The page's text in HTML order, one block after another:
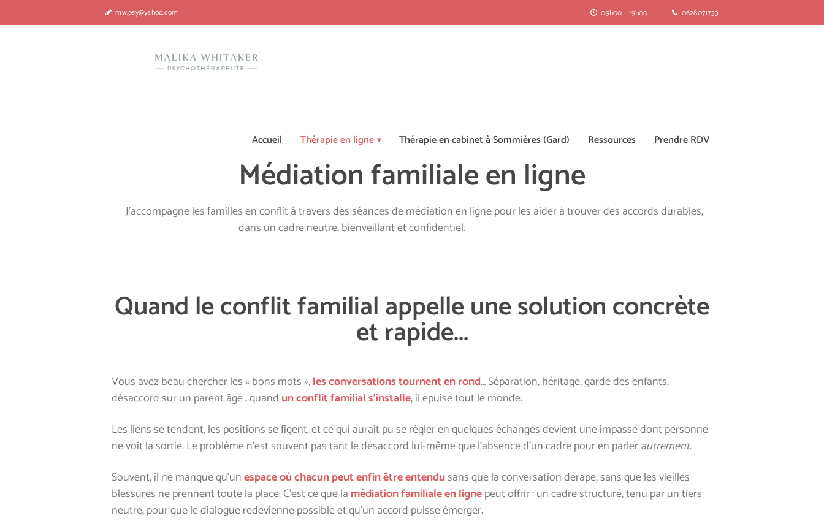
0628071733
09h00 - 19h00
mw.psy@yahoo.com
Accueil Thérapie en ligne Thérapie en cabinet à Sommières (Gard) Ressources Prendre RDV
Médiation familiale en ligne
J’accompagne les familles en conflit à travers des séances de médiation en ligne pour les aider à trouver des accords durables,
dans un cadre neutre, bienveillant et confidentiel.
Quand le conflit familial appelle une solution concrète
et rapide...
Vous avez beau chercher les « bons mots »,les conversations tournent en rond… Séparation, héritage, garde des enfants,
désaccord sur un parent âgé : quand un conflit familial s’installe, il épuise tout le monde.
Les liens se tendent, les positions se figent, et ce qui aurait pu se régler en quelques échanges devient une impasse dont personne
ne voit la sortie. Le problème n’est souvent pas tant le désaccord lui-même que l’absence d’un cadre pour en parlerautrement.
Souvent, il ne manque qu’unespace où chacun peut enfin être entendusans que la conversation dérape, sans que les vieilles
blessures ne prennent toute la place. C’est ce que la médiation familiale en lignepeut offrir : un cadrestructuré, tenu par un tiers
neutre, pour que le dialogue redevienne possible et qu’un accord puisse émerger.